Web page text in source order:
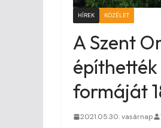
HÍREK KÖZÉLET
A Szent
formáját
2021.05.30. vasárnap